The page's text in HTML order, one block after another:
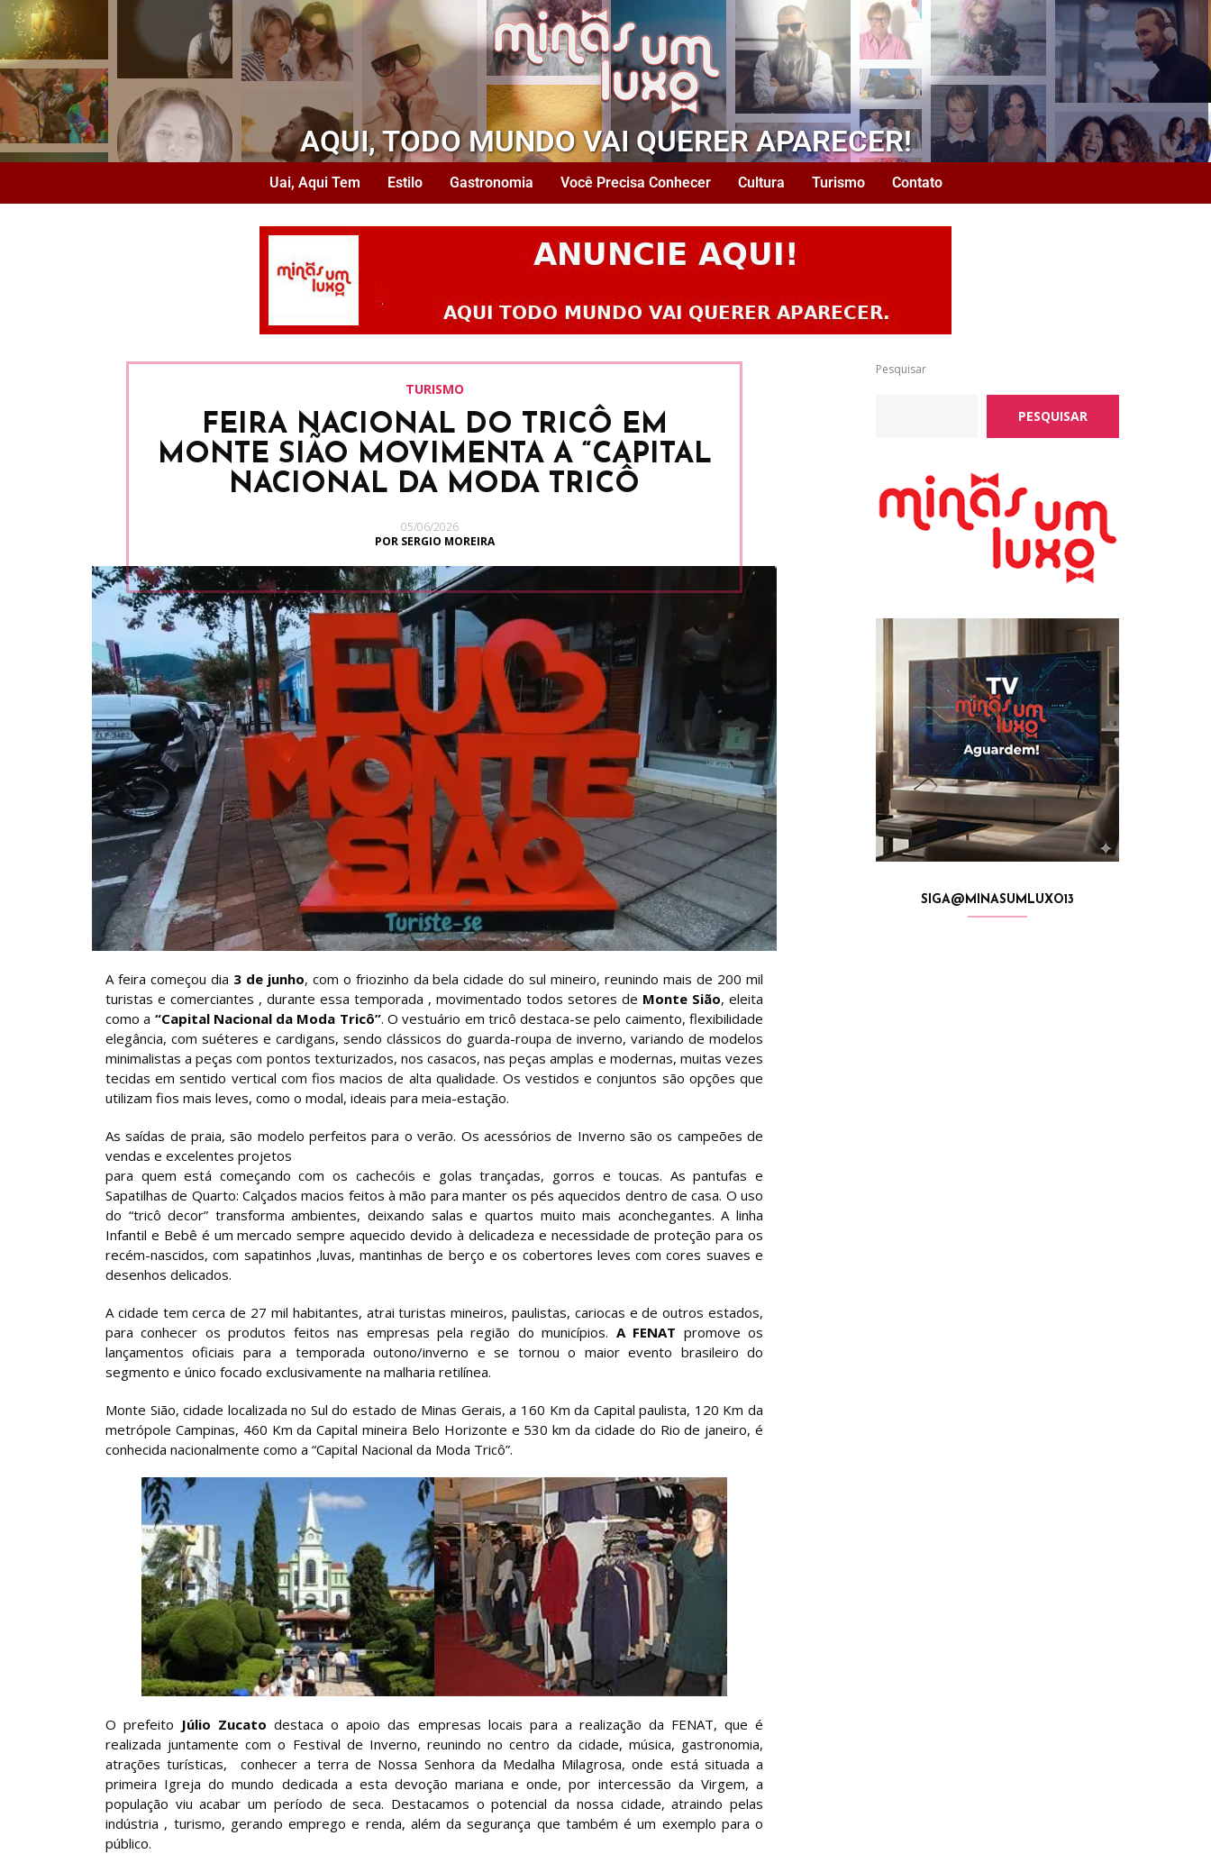
AQUI, TODO MUNDO VAI QUERER APARECER!
Uai, Aqui Tem Estilo Gastronomia Você Precisa Conhecer Cultura Turismo Contato
TURISMO
FEIRA NACIONAL DO TRICÔ EM
MONTE SIÃO MOVIMENTA A “CAPITAL
NACIONAL DA MODA TRICÔ
05/06/2026
POR SERGIO MOREIRA
A feira começou dia 3 de junho, com o friozinho da bela cidade do sul mineiro, reunindo mais de 200 mil
turistas e comerciantes , durante essa temporada , movimentado todos setores de Monte Sião, eleita
como a “Capital Nacional da Moda Tricô”. O vestuário em tricô destaca-se pelo caimento, flexibilidade
elegância, com suéteres e cardigans, sendo clássicos do guarda-roupa de inverno, variando de modelos
minimalistas a peças com pontos texturizados, nos casacos, nas peças amplas e modernas, muitas vezes
tecidas em sentido vertical com fios macios de alta qualidade. Os vestidos e conjuntos são opções que
utilizam fios mais leves, como o modal, ideais para meia-estação.
As saídas de praia, são modelo perfeitos para o verão. Os acessórios de Inverno são os campeões de
vendas e excelentes projetos
para quem está começando com os cachecóis e golas trançadas, gorros e toucas. As pantufas e
Sapatilhas de Quarto: Calçados macios feitos à mão para manter os pés aquecidos dentro de casa. O uso
do “tricô decor” transforma ambientes, deixando salas e quartos muito mais aconchegantes. A linha
Infantil e Bebê é um mercado sempre aquecido devido à delicadeza e necessidade de proteção para os
recém-nascidos, com sapatinhos ,luvas, mantinhas de berço e os cobertores leves com cores suaves e
desenhos delicados.
A cidade tem cerca de 27 mil habitantes, atrai turistas mineiros, paulistas, cariocas e de outros estados,
para conhecer os produtos feitos nas empresas pela região do municípios. A FENAT promove os
lançamentos oficiais para a temporada outono/inverno e se tornou o maior evento brasileiro do
segmento e único focado exclusivamente na malharia retilínea.
Monte Sião, cidade localizada no Sul do estado de Minas Gerais, a 160 Km da Capital paulista, 120 Km da
metrópole Campinas, 460 Km da Capital mineira Belo Horizonte e 530 km da cidade do Rio de janeiro, é
conhecida nacionalmente como a “Capital Nacional da Moda Tricô”.
O prefeito Júlio Zucato destaca o apoio das empresas locais para a realização da FENAT, que é
realizada juntamente com o Festival de Inverno, reunindo no centro da cidade, música, gastronomia,
atrações turísticas, conhecer a terra de Nossa Senhora da Medalha Milagrosa, onde está situada a
primeira Igreja do mundo dedicada a esta devoção mariana e onde, por intercessão da Virgem, a
população viu acabar um período de seca. Destacamos o potencial da nossa cidade, atraindo pelas
indústria , turismo, gerando emprego e renda, além da segurança que também é um exemplo para o
público.
Pesquisar
PESQUISAR
SIGA@MINASUMLUXO13